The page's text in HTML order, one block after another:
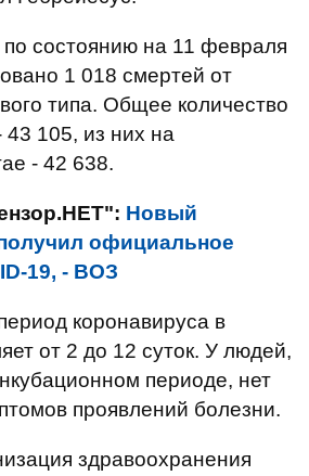
состоянию на 11 февраля
1 018 смертей от
типа. Общее количество
105, из них на
- 42 638.
Новый
официальное
19, - ВОЗ
коронавируса в
от 2 до 12 суток. У людей,
периоде, нет
проявлений болезни.
здравоохранения